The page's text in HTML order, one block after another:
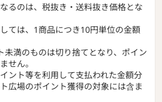
るのは、税抜き・送料抜き価格とな
ては、1商品につき10円単位の金額
未満のものは切り捨てとなり、ポイン
せん。
ント等を利用して支払われた金額分
広場のポイント獲得の対象には含ま